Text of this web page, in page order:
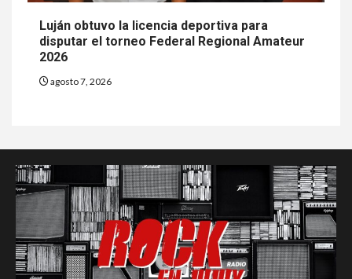
Luján obtuvo la licencia deportiva para
disputar el torneo Federal Regional Amateur
2026
agosto 7, 2026